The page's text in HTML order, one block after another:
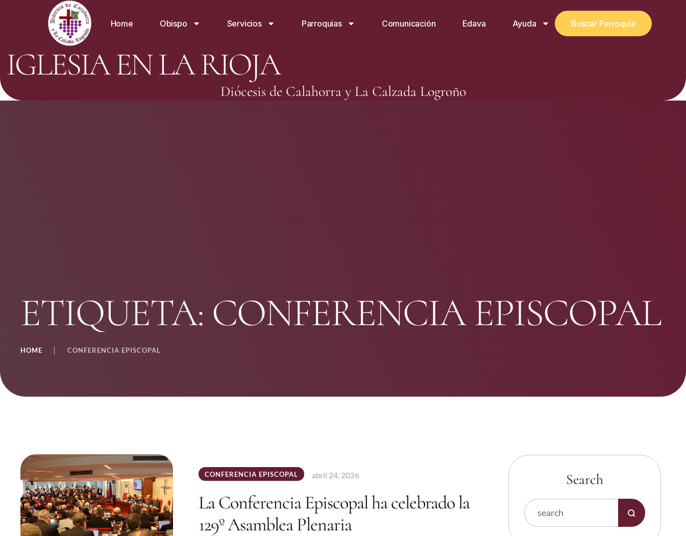
Home Obispo Servicios Parroquias Comunicación Edava Ayuda Buscar Parroquia
IGLESIA EN LA RIOJA
Diócesis de Calahorra y La Calzada Logroño
ETIQUETA: CONFERENCIA EPISCOPAL
HOME CONFERENCIA EPISCOPAL
CONFERENCIA EPISCOPAL abril 24, 2026
La Conferencia Episcopal ha celebrado la
129º Asamblea Plenaria
Search